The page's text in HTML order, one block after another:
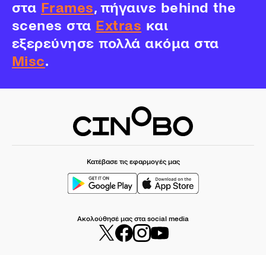
στα Frames, πήγαινε behind the
scenes στα Extras και
εξερεύνησε πολλά ακόμα στα
Misc.
Κατέβασε τις εφαρμογές μας
Ακολούθησέ μας στα social media